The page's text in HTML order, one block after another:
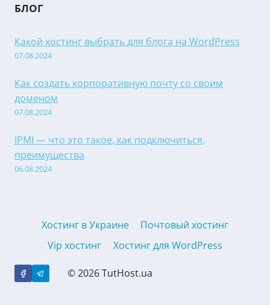
БЛОГ
Какой хостинг выбрать для блога на WordPress
07.08.2024
Как создать корпоративную почту со своим
доменом
07.08.2024
IPMI — что это такое, как подключиться,
преимущества
06.08.2024
Хостинг в Украине
Почтовый хостинг
Vip хостинг
Хостинг для WordPress
© 2026 TutHost.ua